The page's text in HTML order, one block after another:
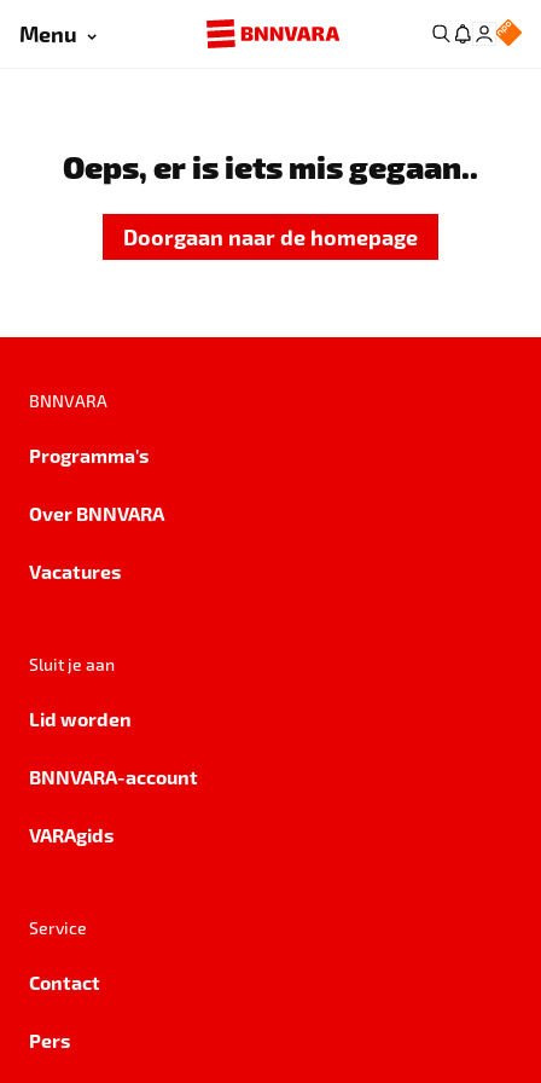
Menu
Oeps, er is iets mis gegaan..
Doorgaan naar de homepage
BNNVARA
Programma's
Over BNNVARA
Vacatures
Sluit je aan
Lid worden
BNNVARA-account
VARAgids
Service
Contact
Pers